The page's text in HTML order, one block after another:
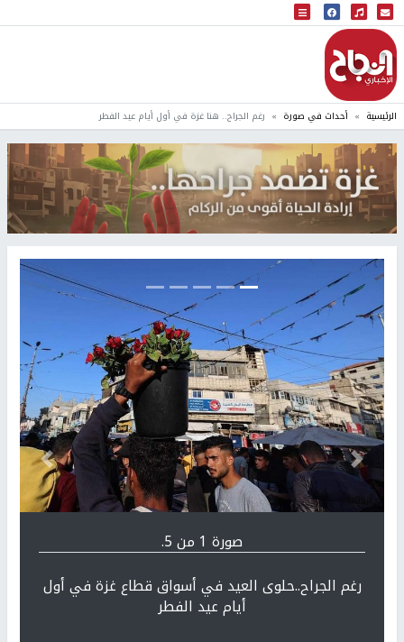
البث المباشر
إذاعة النجاح
الرئيسية أحداث في صورة رغم الجراح.. هنا غزة في أول أيام عيد الفطر
صورة 1 من 5.
رغم الجراح..حلوى العيد في أسواق قطاع غزة في أول
أيام عيد الفطر
Previous التالي